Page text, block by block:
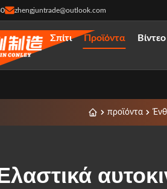
zhengjuntrade@outlook.com
Σπίτι Προϊόντα Βίντεο
προϊόντα